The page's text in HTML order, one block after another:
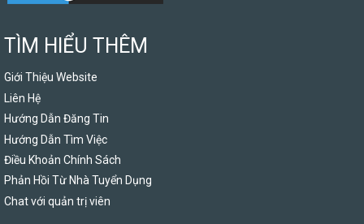
TÌM HIỂU THÊM
Giới Thiệu Website
Liên Hệ
Hướng Dẫn Đăng Tin
Hướng Dẫn Tìm Việc
Điều Khoản Chính Sách
Phản Hồi Từ Nhà Tuyển Dụng
Chat với quản trị viên